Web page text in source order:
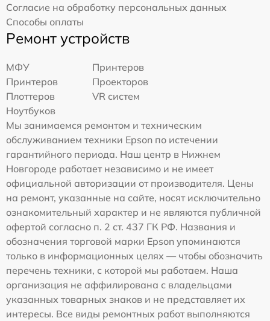
Согласие на обработку персональных данных
Способы оплаты
Ремонт устройств
МФУ
Принтеров
Принтеров
Проекторов
Плоттеров
VR систем
Ноутбуков
Мы занимаемся ремонтом и техническим
обслуживанием техники Epson по истечении
гарантийного периода. Наш центр в Нижнем
Новгороде работает независимо и не имеет
официальной авторизации от производителя. Цены
на ремонт, указанные на сайте, носят исключительно
ознакомительный характер и не являются публичной
офертой согласно п. 2 ст. 437 ГК РФ. Названия и
обозначения торговой марки Epson упоминаются
только в информационных целях — чтобы обозначить
перечень техники, с которой мы работаем. Наша
организация не аффилирована с владельцами
указанных товарных знаков и не представляет их
интересы. Все виды ремонтных работ выполняются